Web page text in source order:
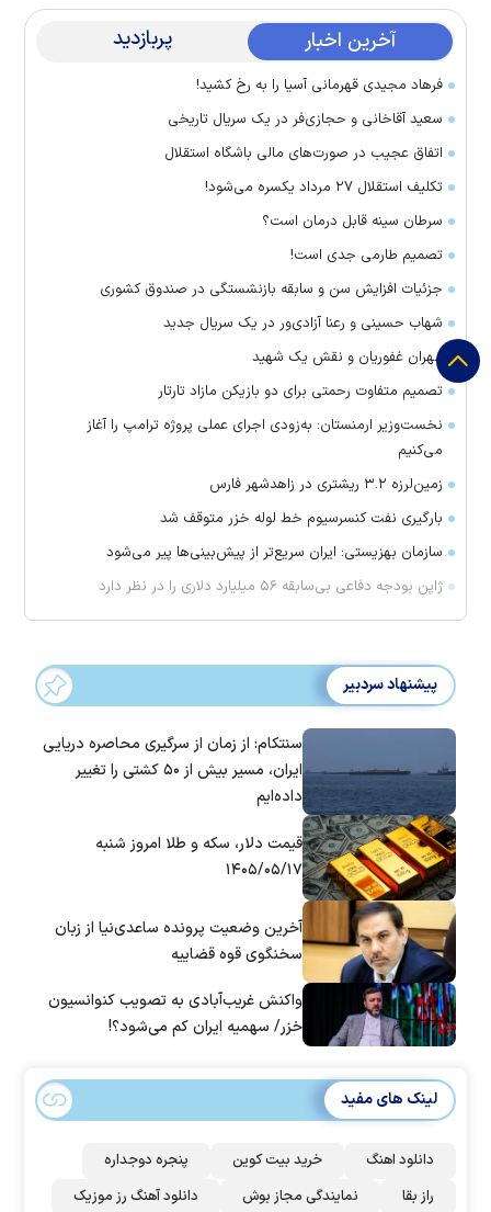
آخرین اخبار پربازدید
فرهاد مجیدی قهرمانی آسیا را به رخ کشید!
سعید آقاخانی و حجازی‌فر در یک سریال تاریخی
اتفاق عجیب در صورت‌های مالی باشگاه استقلال
تکلیف استقلال ۲۷ مرداد یکسره می‌شود!
سرطان سینه قابل درمان است؟
تصمیم طارمی جدی است!
جزئیات افزایش سن و سابقه بازنشستگی در صندوق کشوری
شهاب حسینی و رعنا آزادی‌ور در یک سریال جدید
مهران غفوریان و نقش یک شهید
تصمیم متفاوت رحمتی برای دو بازیکن مازاد تارتار
نخست‌وزیر ارمنستان: به‌زودی اجرای عملی پروژه ترامپ را آغاز
می‌کنیم
زمین‌لرزه ۳.۲ ریشتری در زاهدشهر فارس
بارگیری نفت کنسرسیوم خط لوله خزر متوقف شد
سازمان بهزیستی: ایران سریع‌تر از پیش‌بینی‌ها پیر می‌شود
ژاپن بودجه دفاعی بی‌سابقه ۵۶ میلیارد دلاری را در نظر دارد
پیشنهاد سردبیر
سنتکام: از زمان از سرگیری محاصره دریایی
ایران، مسیر بیش از ۵۰ کشتی را تغییر
داده‌ایم
قیمت دلار، سکه و طلا امروز شنبه
۱۴۰۵/۰۵/۱۷
آخرین وضعیت پرونده ساعدی‌نیا از زبان
سخنگوی قوه قضاییه
واکنش غریب‌آبادی به تصویب کنوانسیون
خزر/ سهمیه ایران کم می‌شود؟!
لینک های مفید
دانلود اهنگ خرید بیت کوین
پنجره دوجداره
راز بقا
نمایندگی مجاز بوش دانلود آهنگ رز‌ موزیک